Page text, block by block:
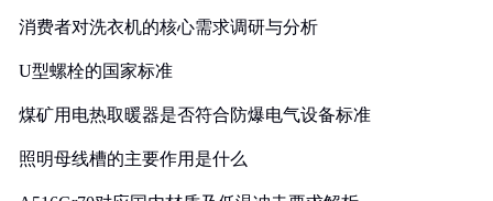
消费者对洗衣机的核心需求调研与分析
U型螺栓的国家标准
煤矿用电热取暖器是否符合防爆电气设备标准
照明母线槽的主要作用是什么